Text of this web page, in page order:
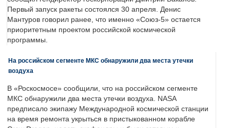
Первый запуск ракеты состоялся 30 апреля. Денис
Мантуров говорил ранее, что именно «Союз-5» остается
приоритетным проектом российской космической
программы.
На российском сегменте МКС обнаружили два места утечки
воздуха
В «Роскосмосе» сообщили, что на российском сегменте
МКС обнаружили два места утечки воздуха. NASA
предписало экипажу Международной космической станции
на время ремонта укрыться в пристыкованном корабле